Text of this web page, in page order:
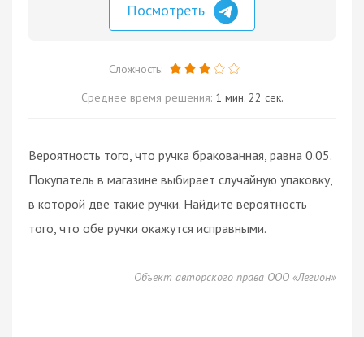
Посмотреть
Сложность:
Среднее время решения: 1 мин. 22 сек.
Вероятность того, что ручка бракованная, равна 0.05.
Покупатель в магазине выбирает случайную упаковку,
в которой две такие ручки. Найдите вероятность
того, что обе ручки окажутся исправными.
Объект авторского права ООО «Легион»